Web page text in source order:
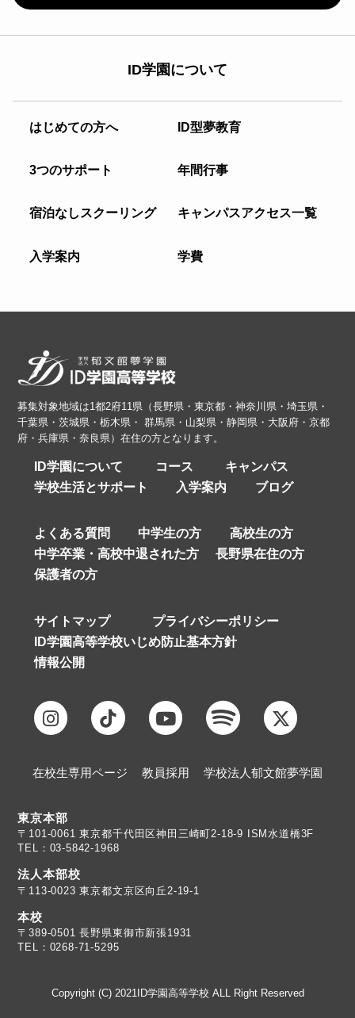
ID学園について
はじめての方へ ID型夢教育
3つのサポート 年間行事
宿泊なしスクーリング キャンパスアクセス一覧
入学案内 学費
募集対象地域は1都2府11県（長野県・東京都・神奈川県・埼玉県・
千葉県・茨城県・栃木県・ 群馬県・山梨県・静岡県・大阪府・京都
府・兵庫県・奈良県）在住の方となります。
ID学園について コース
キャンパス
学校生活とサポート
入学案内 ブログ
よくある質問 中学生の方
高校生の方
中学卒業・高校中退された方
長野県在住の方
保護者の方
サイトマップ
プライバシーポリシー
ID学園高等学校いじめ防止基本方針
情報公開
在校生専用ページ 教員採用 学校法人郁文館夢学園
東京本部
TEL：03-5842-1968
法人本部校
〒113-0023 東京都文京区向丘2-19-1
本校
TEL：0268-71-5295
Copyright (C) 2021ID学園高等学校 ALL Right Reserved